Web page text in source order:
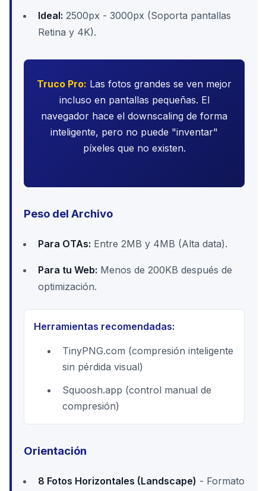
Ideal: 2500px - 3000px (Soporta pantallas
Retina y 4K).
Truco Pro: Las fotos grandes se ven mejor
incluso en pantallas pequeñas. El
navegador hace el downscaling de forma
inteligente, pero no puede "inventar"
píxeles que no existen.
Peso del Archivo
Para OTAs: Entre 2MB y 4MB (Alta data).
Para tu Web: Menos de 200KB después de
optimización.
Herramientas recomendadas:
TinyPNG.com (compresión inteligente
sin pérdida visual)
Squoosh.app (control manual de
compresión)
Orientación
8 Fotos Horizontales (Landscape) - Formato